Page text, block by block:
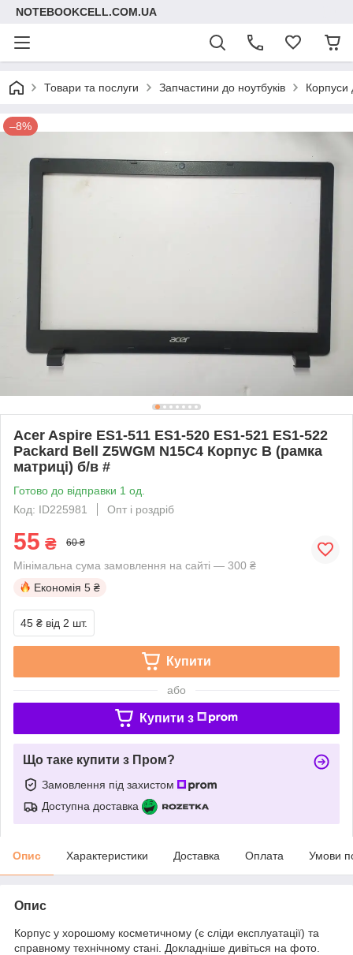
NOTEBOOKCELL.COM.UA
Товари та послуги Запчастини до ноутбуків Корпуси
–8%
Acer Aspire ES1-511 ES1-520 ES1-521 ES1-522
Packard Bell Z5WGM N15C4 Корпус B (рамка
матриці) б/в #
Готово до відправки 1 од.
Код: ID225981
Опт і роздріб
55 ₴ 60 ₴
Мінімальна сума замовлення на сайті — 300 ₴
Економія 5 ₴
45 ₴ від 2 шт.
Купити
або
Купити з
Що таке купити з Пром?
Замовлення під захистом
Доступна доставка
Опис Характеристики Доставка Оплата Умови
Опис
Корпус у хорошому косметичному (є сліди експлуатації) та
справному технічному стані. Докладніше дивіться на фото.